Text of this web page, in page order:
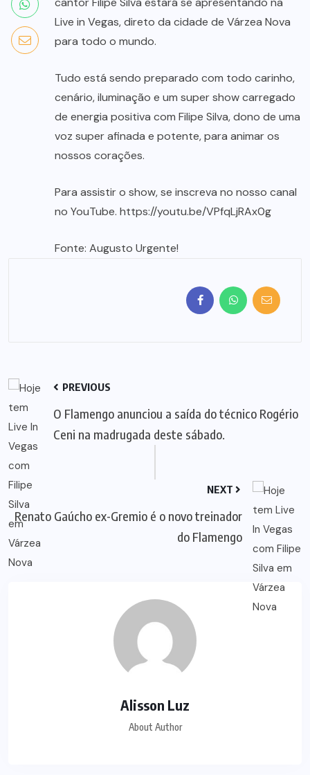
Live in Vegas, direto da cidade de Várzea Nova
para todo o mundo.
Tudo está sendo preparado com todo carinho,
cenário, iluminação e um super show carregado
de energia positiva com Filipe Silva, dono de uma
voz super afinada e potente, para animar os
nossos corações.
Para assistir o show, se inscreva no nosso canal
no YouTube. https://youtu.be/VPfqLjRAx0g
Fonte: Augusto Urgente!
PREVIOUS
O Flamengo anunciou a saída do técnico Rogério
Ceni na madrugada deste sábado.
NEXT
Renato Gaúcho ex-Gremio é o novo treinador
do Flamengo
Alisson Luz
About Author